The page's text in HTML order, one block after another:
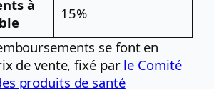
à
15%
se font en
de vente, fixé par le Comité
produits de santé